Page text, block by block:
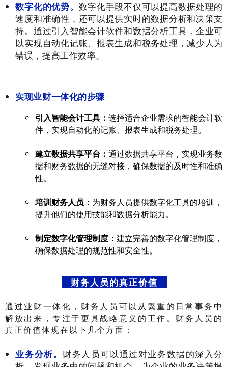
数字化的优势。 数字化手段不仅可以提高数据处理的
速度和准确性，还可以提供实时的数据分析和决策支
持。通过引入智能会计软件和数据分析工具，企业可
以实现自动化记账、报表生成和税务处理，减少人为
错误，提高工作效率。
实现业财一体化的步骤
引入智能会计工具：选择适合企业需求的智能会计软
件，实现自动化的记账、报表生成和税务处理。
建立数据共享平台：通过数据共享平台，实现业务数
据和财务数据的无缝对接，确保数据的及时性和准确
性。
培训财务人员： 为财务人员提供数字化工具的培训，
提升他们的使用技能和数据分析能力。
制定数字化管理制度：建立完善的数字化管理制度，
确保数据处理的规范性和安全性。
财务人员的真正价值
通过业财一体化，财务人员可以从繁重的日常事务中
解放出来，专注于更具战略意义的工作。财务人员的
真正价值体现在以下几个方面：
业务分析。 财务人员可以通过对业务数据的深入分